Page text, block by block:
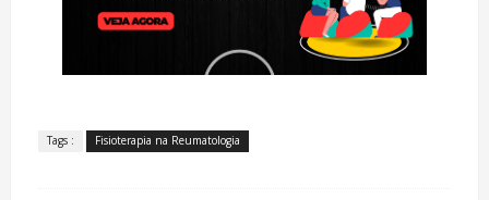
Tags : Fisioterapia na Reumatologia